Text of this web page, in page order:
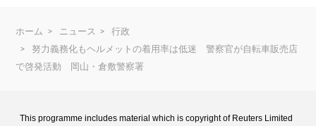
ホーム ニュース
行政
努力義務化もヘルメットの着用率は低迷 警察官が自転車販売店
で啓発活動 岡山・倉敷警察署
This programme includes material which is copyright of Reuters Limited